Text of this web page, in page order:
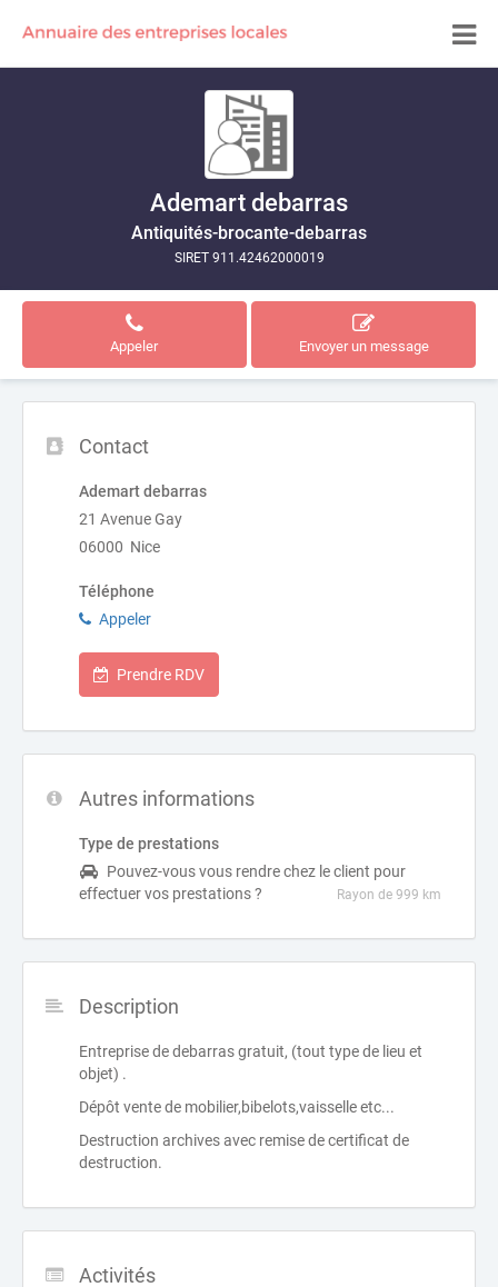
Ademart debarras
Antiquités-brocante-debarras
SIRET 911.42462000019
Appeler Envoyer un message
Contact
Ademart debarras
21 Avenue Gay
06000 Nice
Téléphone
Appeler
Prendre RDV
Autres informations
Type de prestations
Pouvez-vous vous rendre chez le client pour
effectuer vos prestations ?
Rayon de 999 km
Description
Entreprise de debarras gratuit, (tout type de lieu et
objet) .
Dépôt vente de mobilier,bibelots,vaisselle etc...
Destruction archives avec remise de certificat de
destruction.
Activités